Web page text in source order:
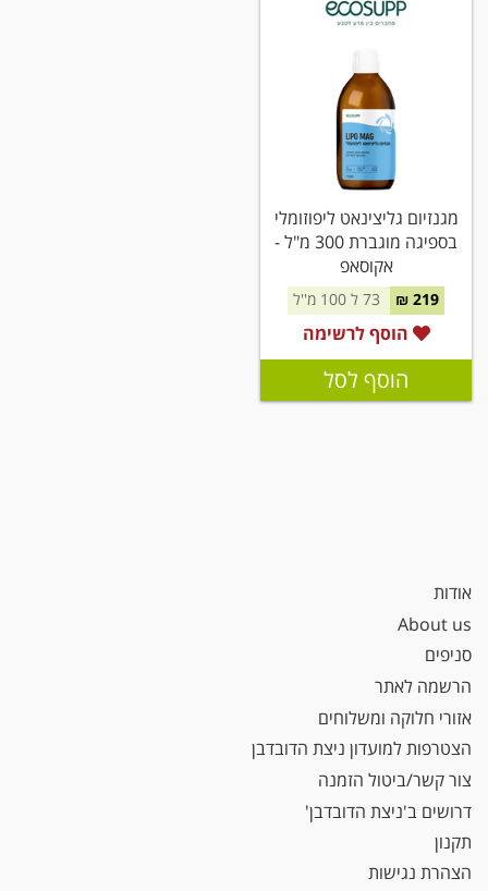
מגנזיום גליצינאט ליפוזומלי
בספיגה מוגברת 300 מ"ל -
אקוסאפ
219 ₪
הוסף לרשימה
הוסף לסל
אודות
About us
סניפים
הרשמה לאתר
אזורי חלוקה ומשלוחים
הצטרפות למועדון ניצת הדובדבן
צור קשר/ביטול הזמנה
דרושים ב'ניצת הדובדבן'
תקנון
הצהרת נגישות